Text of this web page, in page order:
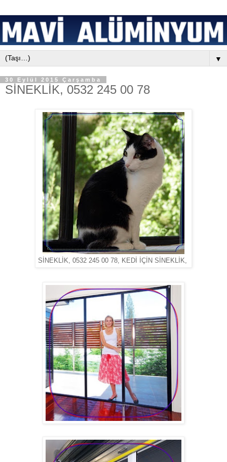
▼
30 Eylül 2015 Çarşamba
SİNEKLİK, 0532 245 00 78
SİNEKLİK, 0532 245 00 78, KEDİ İÇİN SİNEKLİK,